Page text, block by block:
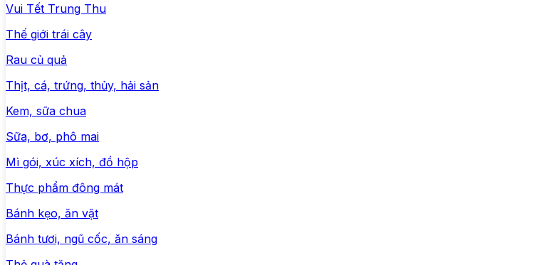
Vui Tết Trung Thu
Thế giới trái cây
Rau củ quả
Thịt, cá, trứng, thủy, hải sản
Kem, sữa chua
Sữa, bơ, phô mai
Mì gói, xúc xích, đồ hộp
Thực phẩm đông mát
Bánh kẹo, ăn vặt
Bánh tươi, ngũ cốc, ăn sáng